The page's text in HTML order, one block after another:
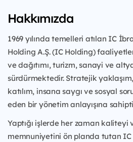
Hakkımızda
1969 yılında temelleri atılan IC
Holding A.Ş. (IC Holding)
ve dağıtımı, turizm, sanayi ve
sürdürmektedir. Stratejik
katılım, insana saygı ve sosyal
eden bir yönetim anlayışına
Yaptığı işlerde her zaman kaliteyi
memnuniyetini ön planda tutan IC